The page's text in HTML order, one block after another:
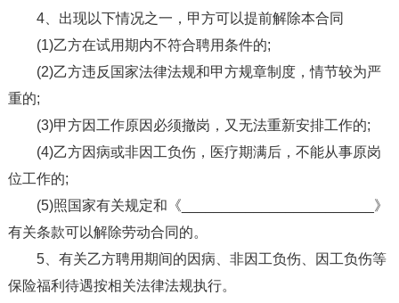
4、出现以下情况之一，甲方可以提前解除本合同
(1)乙方在试用期内不符合聘用条件的;
(2)乙方违反国家法律法规和甲方规章制度，情节较为严
重的;
(3)甲方因工作原因必须撤岗，又无法重新安排工作的;
(4)乙方因病或非因工负伤，医疗期满后，不能从事原岗
位工作的;
(5)照国家有关规定和《________________________》
有关条款可以解除劳动合同的。
5、有关乙方聘用期间的因病、非因工负伤、因工负伤等
保险福利待遇按相关法律法规执行。